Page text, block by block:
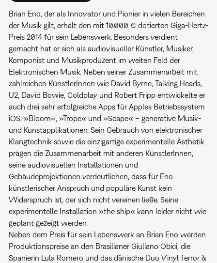
Brian Eno, der als Innovator und Pionier in vielen Bereichen
der Musik gilt, erhält den mit 10.000 € dotierten Giga-Hertz-
Preis 2014 für sein Lebenswerk. Besonders verdient
gemacht hat er sich als audiovisueller Künstler, Musiker,
Komponist und Musikproduzent im weiten Feld der
Elektronischen Musik. Neben seiner Zusammenarbeit mit
zahlreichen KünstlerInnen wie David Byrne, Talking Heads,
U2, David Bowie, Coldplay und Robert Fripp entwickelte er
auch drei sehr erfolgreiche Apps für Apples Betriebssystem
iOS: »Bloom«, »Trope« und »Scape« – generative Musik-
und Kunstapplikationen. Sein Gebrauch von elektronischer
Klangtechnik sowie die einzigartige experimentelle Ästhetik
prägen die Zusammenarbeit mit anderen KünstlerInnen,
seine audiovisuellen Installationen und
Gebäudeprojektionen verdeutlichen, dass für Eno
künstlerischer Anspruch und populäre Kunst kein
Widerspruch ist, der sich nicht vereinen ließe. Seine
experimentelle Installation »the ship« kann leider nicht wie
geplant gezeigt werden.
Neben dem Preis für sein Lebenswerk an Brian Eno werden
Produktionspreise an den Brasilianer Giuliano Obici, die
Spanierin Lula Romero und das dänische Duo Vinyl-Terror &